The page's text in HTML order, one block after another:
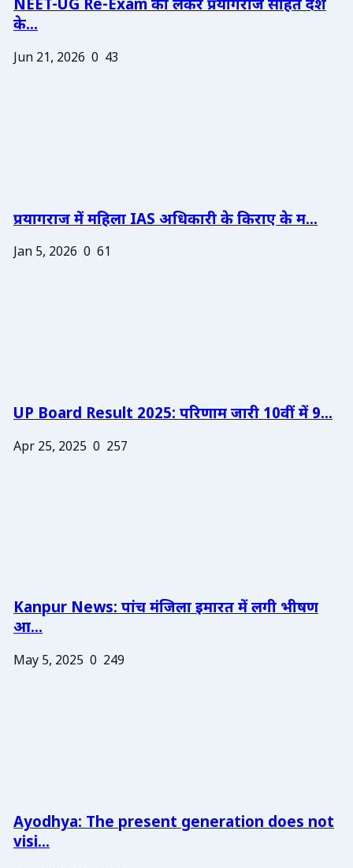
NEET-UG Re-Exam को लेकर प्रयागराज सहित देश
के...
Jun 21, 2026 0 43
प्रयागराज में महिला IAS अधिकारी के किराए के म...
Jan 5, 2026 0 61
UP Board Result 2025: परिणाम जारी 10वीं में 9...
Apr 25, 2025 0 257
Kanpur News: पांच मंजिला इमारत में लगी भीषण
आ...
May 5, 2025 0 249
Ayodhya: The present generation does not
visi...